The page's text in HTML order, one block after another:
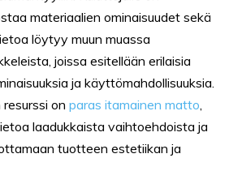
materiaalien ominaisuudet sekä
löytyy muun muassa
joissa esitellään erilaisia
ja käyttömahdollisuuksia.
on paras itamainen matto,
laadukkaista vaihtoehdoista ja
tuotteen estetiikan ja